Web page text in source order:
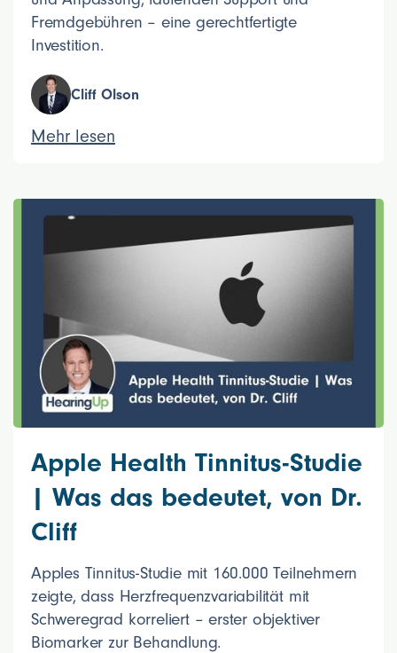
Fremdgebühren – eine gerechtfertigte
Investition.
Cliff Olson
Mehr lesen
Apple Health Tinnitus-Studie
| Was das bedeutet, von Dr.
Cliff
Apples Tinnitus-Studie mit 160.000 Teilnehmern
zeigte, dass Herzfrequenzvariabilität mit
Schweregrad korreliert – erster objektiver
Biomarker zur Behandlung.